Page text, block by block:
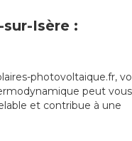
Isère :
photovoltaique.fr,
peut
et contribue à une